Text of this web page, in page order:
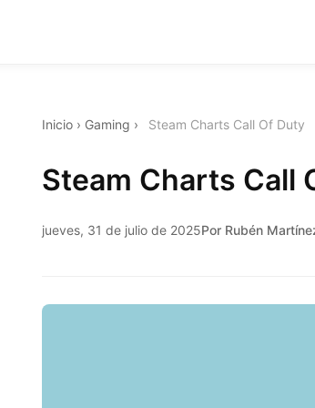
Inicio › Gaming › Steam Charts Call Of Duty
Steam Charts Call
jueves, 31 de julio de 2025Por Rubén